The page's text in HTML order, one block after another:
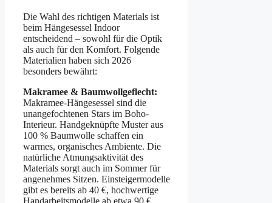
Die Wahl des richtigen Materials ist
beim Hängesessel Indoor
entscheidend – sowohl für die Optik
als auch für den Komfort. Folgende
Materialien haben sich 2026
besonders bewährt:
Makramee & Baumwollgeflecht:
Makramee-Hängesessel sind die
unangefochtenen Stars im Boho-
Interieur. Handgeknüpfte Muster aus
100 % Baumwolle schaffen ein
warmes, organisches Ambiente. Die
natürliche Atmungsaktivität des
Materials sorgt auch im Sommer für
angenehmes Sitzen. Einsteigermodelle
gibt es bereits ab 40 €, hochwertige